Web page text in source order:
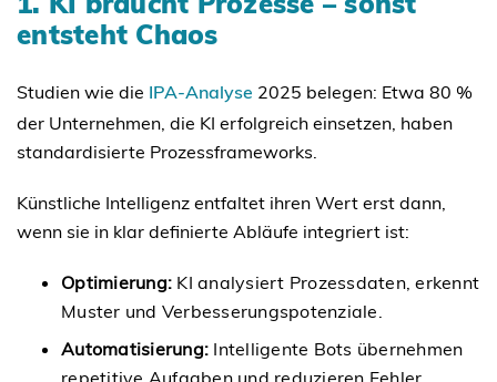
entsteht Chaos
Studien wie die IPA-Analyse 2025 belegen: Etwa 80 %
der Unternehmen, die KI erfolgreich einsetzen, haben
standardisierte Prozessframeworks.
Künstliche Intelligenz entfaltet ihren Wert erst dann,
wenn sie in klar definierte Abläufe integriert ist:
Optimierung: KI analysiert Prozessdaten, erkennt
Muster und Verbesserungspotenziale.
Automatisierung: Intelligente Bots übernehmen